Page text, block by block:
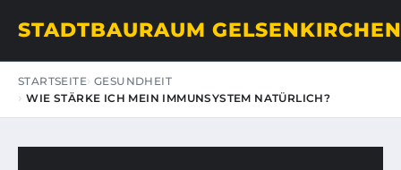
STADTBAURAUM GELSENKIRCHEN
STARTSEITE GESUNDHEIT
WIE STÄRKE ICH MEIN IMMUNSYSTEM NATÜRLICH?